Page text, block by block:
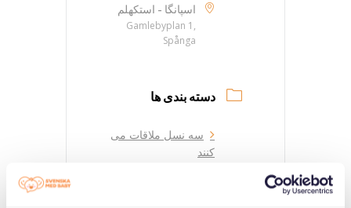
اسپانگا - استکهلم
Gamlebyplan 1,
Spånga
دسته بندی ها
سه نسل ملاقات می
کنند